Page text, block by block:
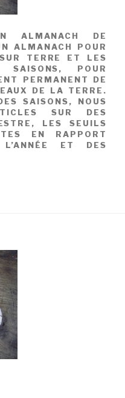
ALMANACH DE
ALMANACH POUR
TERRE ET LES
POUR
PERMANENT DE
DE LA TERRE.
SAISONS, NOUS
SUR DES
LES SEUILS
EN RAPPORT
ET DES